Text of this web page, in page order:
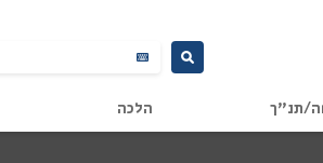
תנ"ך הלכה